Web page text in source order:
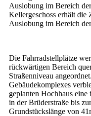
Auslobung im Bereich
Kellergeschoss erhält die
Auslobung im Bereich
Die Fahrradstellplätze
rückwärtigen Bereich
Straßenniveau
Gebäudekomplexes
geplanten Hochhaus
in der Brüderstraße bis
Grundstückslänge von